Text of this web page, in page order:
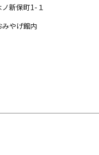
新保町1-１
やげ館内